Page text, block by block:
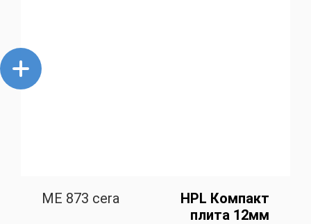
ME 873 cera
HPL Компакт
плита 12мм